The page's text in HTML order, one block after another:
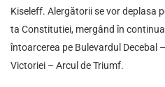
Kiseleff. Alergătorii se vor deplasa
ta Constitutiei, mergând în
întoarcerea pe Bulevardul Decebal
Victoriei – Arcul de Triumf.